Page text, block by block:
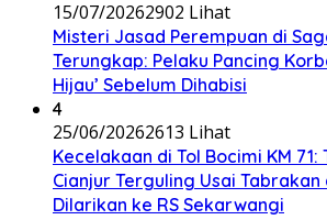
15/07/20262902 Lihat
Misteri Jasad Perempuan di
Terungkap: Pelaku Pancing
Hijau’ Sebelum Dihabisi
4
25/06/20262613 Lihat
Kecelakaan di Tol Bocimi KM 71:
Cianjur Terguling Usai Tabrakan
Dilarikan ke RS Sekarwangi